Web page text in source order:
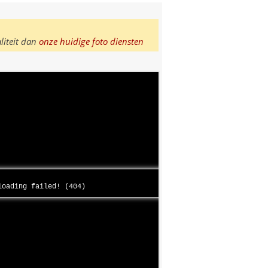
dan onze huidige foto diensten
loading failed! (404)